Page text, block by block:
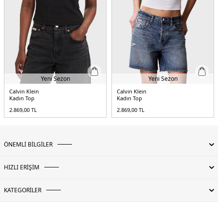
Yeni Sezon
Calvin Klein
Kadın Top
2.869,00 TL
Yeni Sezon
Calvin Klein
Kadın Top
2.869,00 TL
ÖNEMLİ BİLGİLER
HIZLI ERİŞİM
KATEGORİLER